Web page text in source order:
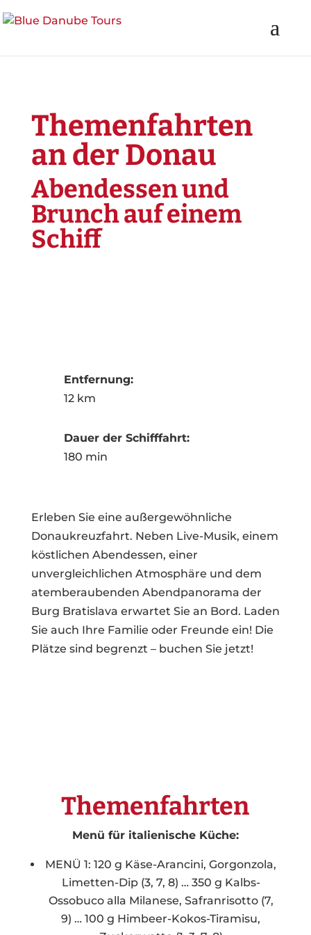
Themenfahrten
an der Donau
Abendessen und
Brunch auf einem
Schiff
Entfernung:
12 km
Dauer der Schifffahrt:
180 min
Erleben Sie eine außergewöhnliche
Donaukreuzfahrt. Neben Live-Musik, einem
köstlichen Abendessen, einer
unvergleichlichen Atmosphäre und dem
atemberaubenden Abendpanorama der
Burg Bratislava erwartet Sie an Bord. Laden
Sie auch Ihre Familie oder Freunde ein! Die
Plätze sind begrenzt – buchen Sie jetzt!
Themenfahrten
Menü für italienische Küche:
MENÜ 1: 120 g Käse-Arancini, Gorgonzola,
Limetten-Dip (3, 7, 8) … 350 g Kalbs-
Ossobuco alla Milanese, Safranrisotto (7,
9) … 100 g Himbeer-Kokos-Tiramisu,